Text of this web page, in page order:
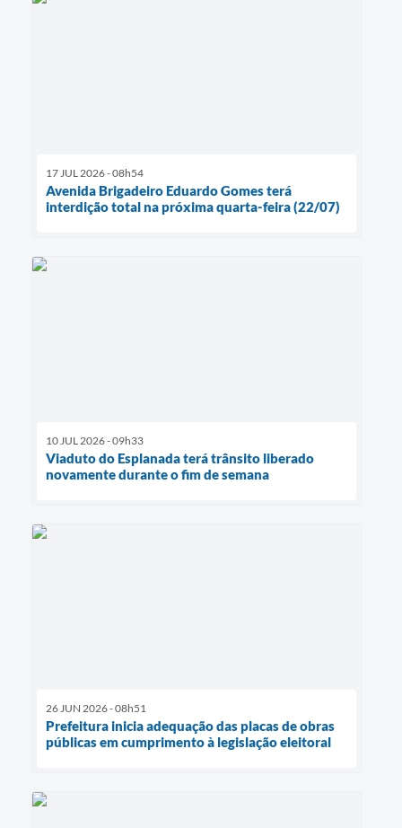
17 JUL 2026 - 08h54
Avenida Brigadeiro Eduardo Gomes terá
interdição total na próxima quarta-feira (22/07)
10 JUL 2026 - 09h33
Viaduto do Esplanada terá trânsito liberado
novamente durante o fim de semana
26 JUN 2026 - 08h51
Prefeitura inicia adequação das placas de obras
públicas em cumprimento à legislação eleitoral